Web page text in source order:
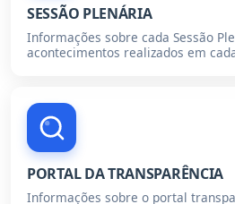
SESSÃO PLENÁRIA
Informações sobre cada Sessão
acontecimentos realizados em
PORTAL DA TRANSPARÊNCIA
Informações sobre o portal